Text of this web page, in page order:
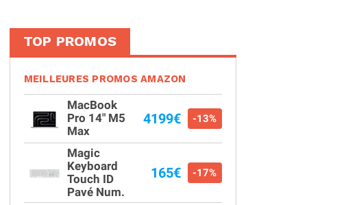
TOP PROMOS
MEILLEURES PROMOS AMAZON
MacBook
Pro 14" M5
Max
4199€ -13%
Magic
Keyboard
Touch ID
Pavé Num.
165€ -17%